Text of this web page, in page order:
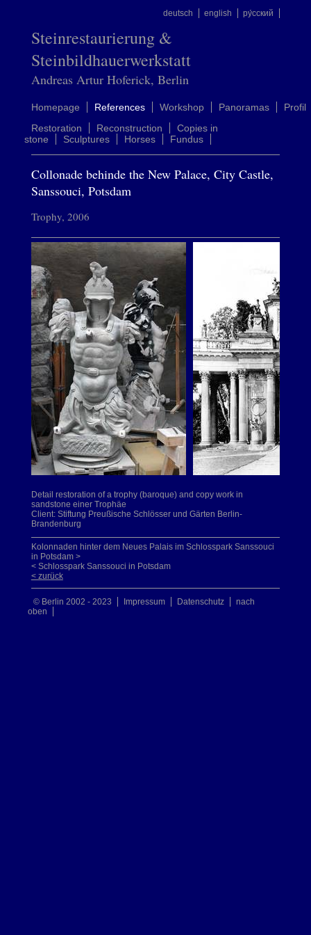
deutsch english ру́сский
Steinrestaurierung &
Steinbildhauerwerkstatt
Andreas Artur Hoferick, Berlin
Homepage References Workshop Panoramas
Profil
Restoration
Reconstruction
Copies in
stone
Sculptures Horses Fundus
Collonade behinde the New Palace, City Castle,
Sanssouci, Potsdam
Trophy, 2006
Detail restoration of a trophy (baroque) and copy work in
sandstone einer Trophäe
Client: Stiftung Preußische Schlösser und Gärten Berlin-
Brandenburg
Kolonnaden hinter dem Neues Palais im Schlosspark Sanssouci
in Potsdam >
< Schlosspark Sanssouci in Potsdam
< zurück
© Berlin 2002 - 2023 Impressum Datenschutz
nach
oben